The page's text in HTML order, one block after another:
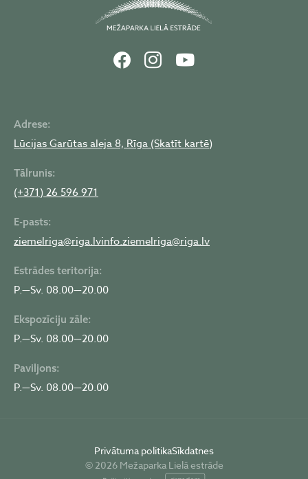
Adrese:
Lūcijas Garūtas aleja 8, Rīga (Skatīt kartē)
Tālrunis:
(+371) 26 596 971
E-pasts:
ziemelriga@riga.lvinfo.ziemelriga@riga.lv
Estrādes teritorija:
P.—Sv. 08.00—20.00
Ekspozīciju zāle:
P.—Sv. 08.00—20.00
Paviljons:
P.—Sv. 08.00—20.00
Privātuma politikaSīkdatnes
© 2026 Mežaparka Lielā estrāde